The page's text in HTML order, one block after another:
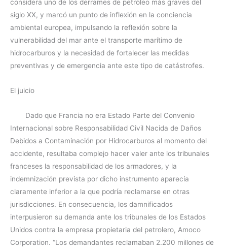
considera uno de los derrames de petróleo más graves del
siglo XX, y marcó un punto de inflexión en la conciencia
ambiental europea, impulsando la reflexión sobre la
vulnerabilidad del mar ante el transporte marítimo de
hidrocarburos y la necesidad de fortalecer las medidas
preventivas y de emergencia ante este tipo de catástrofes.
El juicio
Dado que Francia no era Estado Parte del Convenio
Internacional sobre Responsabilidad Civil Nacida de Daños
Debidos a Contaminación por Hidrocarburos al momento del
accidente, resultaba complejo hacer valer ante los tribunales
franceses la responsabilidad de los armadores, y la
indemnización prevista por dicho instrumento aparecía
claramente inferior a la que podría reclamarse en otras
jurisdicciones. En consecuencia, los damnificados
interpusieron su demanda ante los tribunales de los Estados
Unidos contra la empresa propietaria del petrolero, Amoco
Corporation. “Los demandantes reclamaban 2.200 millones de